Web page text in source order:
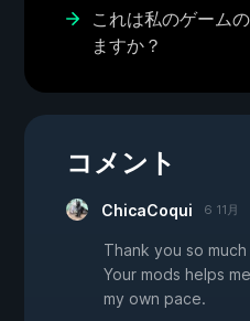
これは私のゲーム
ますか？
コメント
ChicaCoqui 6 11月
Thank you so
Your mods helps
my own pace.